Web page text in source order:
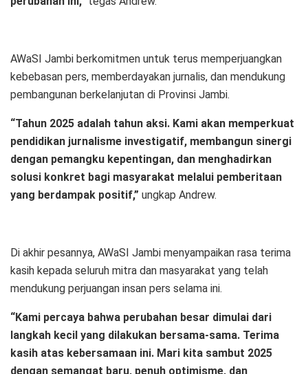
AWaSI Jambi berkomitmen untuk terus memperjuangkan
kebebasan pers, memberdayakan jurnalis, dan mendukung
pembangunan berkelanjutan di Provinsi Jambi.
“Tahun 2025 adalah tahun aksi. Kami akan memperkuat
pendidikan jurnalisme investigatif, membangun sinergi
dengan pemangku kepentingan, dan menghadirkan
solusi konkret bagi masyarakat melalui pemberitaan
yang berdampak positif,” ungkap Andrew.
Di akhir pesannya, AWaSI Jambi menyampaikan rasa terima
kasih kepada seluruh mitra dan masyarakat yang telah
mendukung perjuangan insan pers selama ini.
“Kami percaya bahwa perubahan besar dimulai dari
langkah kecil yang dilakukan bersama-sama. Terima
kasih atas kebersamaan ini. Mari kita sambut 2025
dengan semangat baru, penuh optimisme, dan